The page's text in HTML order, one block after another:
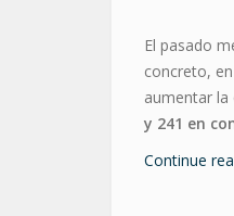
El pasado
concreto,
aumentar la
y 241 en
Continue